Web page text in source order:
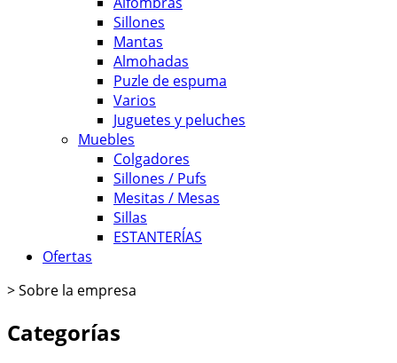
Sillones
Mantas
Almohadas
Puzle de espuma
Varios
Juguetes y peluches
Muebles
Colgadores
Sillones / Pufs
Mesitas / Mesas
Sillas
ESTANTERĺAS
Ofertas
>Sobre la empresa
Categorías